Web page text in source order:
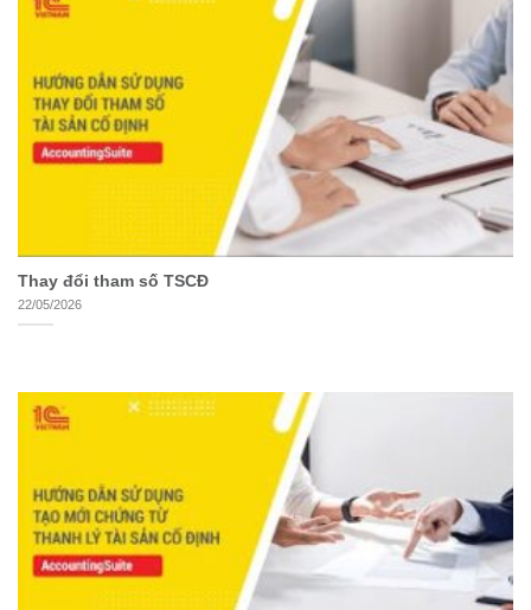
Thay đổi tham số TSCĐ
22/05/2026